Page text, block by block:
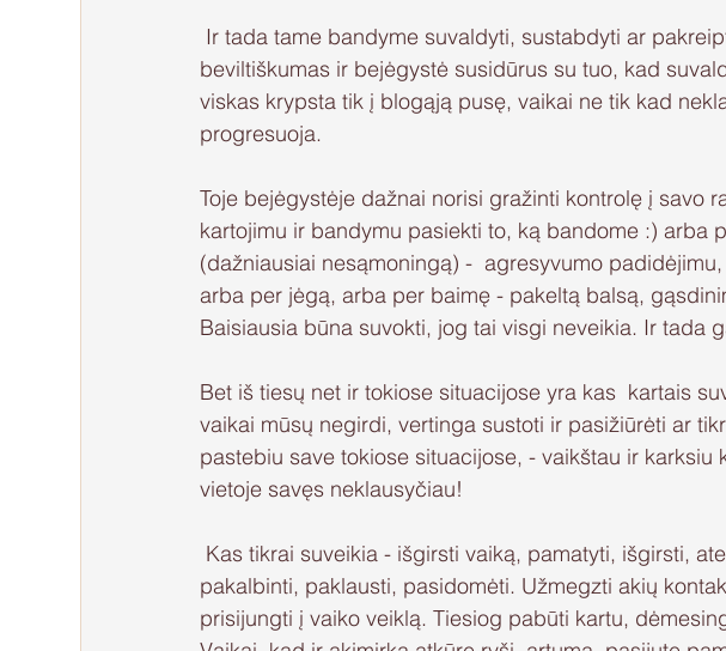
beviltiškumas ir bejėgystė susidūrus su tuo, kad
viskas krypsta tik į blogąją pusę, vaikai ne tik kad
progresuoja.
Toje bejėgystėje dažnai norisi gražinti kontrolę į savo
kartojimu ir bandymu pasiekti to, ką bandome :) arba
(dažniausiai nesąmoningą) -  agresyvumo
arba per jėgą, arba per baimę - pakeltą balsą,
Baisiausia būna suvokti, jog tai visgi neveikia. Ir tada
Bet iš tiesų net ir tokiose situacijose yra kas  kartais
vaikai mūsų negirdi, vertinga sustoti ir pasižiūrėti ar
pastebiu save tokiose situacijose, - vaikštau ir karksiu
vietoje savęs neklausyčiau!
pakalbinti, paklausti, pasidomėti. Užmegzti akių
prisijungti į vaiko veiklą. Tiesiog pabūti kartu,